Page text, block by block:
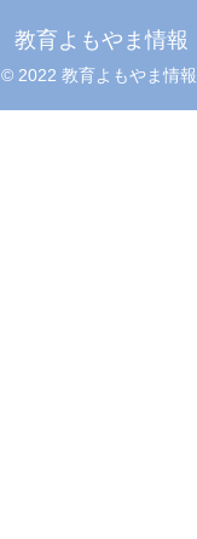
教育よもやま情報
© 2022 教育よもやま情報.